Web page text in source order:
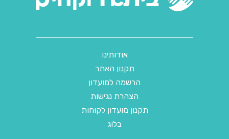
אודותינו
תקנון האתר
הרשמה למועדון
הצהרת נגישות
תקנון מועדון לקוחות
בלוג